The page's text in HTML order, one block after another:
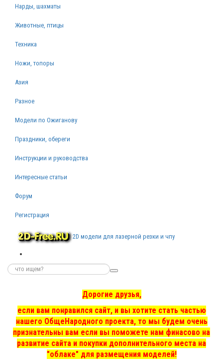
Нарды, шахматы
Животные, птицы
Техника
Ножи, топоры
Азия
Разное
Модели по Ожиганову
Праздники, обереги
Инструкции и руководства
Интересные статьи
Форум
Регистрация
2D модели для лазерной резки и чпу
Дорогие друзья,
если вам понравился сайт, и вы хотите стать частью
нашего ОбщеНародного проекта, то мы будем очень
признательны вам если вы поможете нам финасово на
развитие сайта и покупки дополнительного места на
"облаке" для размещения моделей!